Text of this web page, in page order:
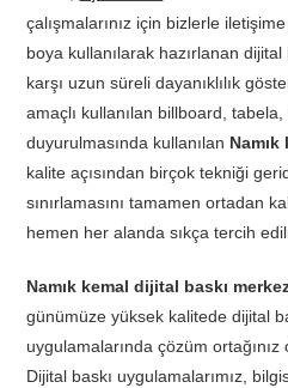
çalışmalarınız için bizlerle
boya kullanılarak hazırlanan dijital
karşı uzun süreli dayanıklılık
amaçlı kullanılan billboard,
duyurulmasında kullanılan
kalite açısından birçok tekniği
sınırlamasını tamamen ortadan
hemen her alanda sıkça tercih
Namık kemal dijital baskı
günümüze yüksek kalitede dijital
uygulamalarında çözüm
Dijital baskı uygulamalarımız,